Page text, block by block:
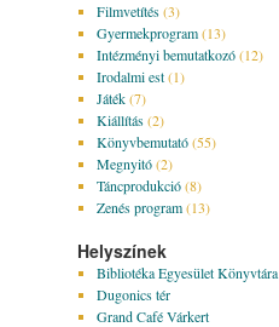
Filmvetítés(3)
Gyermekprogram(13)
Intézményi bemutatkozó(12)
Irodalmi est(1)
Játék(7)
Kiállítás(2)
Könyvbemutató(55)
Megnyitó(2)
Táncprodukció(8)
Zenés program(13)
Helyszínek
Bibliotéka Egyesület Könyvtára
Dugonics tér
Grand Café Várkert